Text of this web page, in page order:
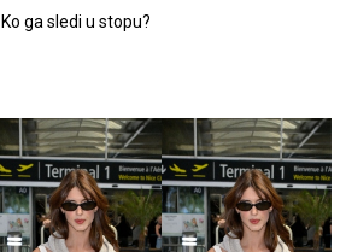
Ko ga sledi u stopu?